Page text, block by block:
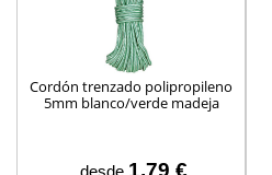
Cordón trenzado polipropileno
5mm blanco/verde madeja
desde 1,79 €